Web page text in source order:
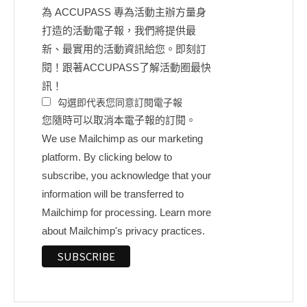
為 ACCUPASS 專為活動主辦方量身
打造的活動電子報，我們將提供最
新、最實用的活動資訊給您。即刻訂
閱！跟著ACCUPASS了解活動圈最快
訊！
勾選即代表您同意訂閱電子報
您隨時可以取消本電子報的訂閱。
We use Mailchimp as our marketing
platform. By clicking below to
subscribe, you acknowledge that your
information will be transferred to
Mailchimp for processing. Learn more
about Mailchimp's privacy practices.